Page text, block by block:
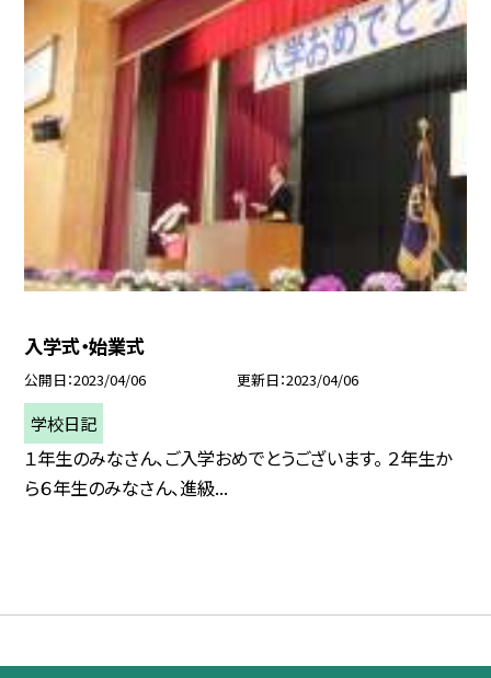
入学式・始業式
公開日 2023/04/06 更新日 2023/04/06
学校日記
１年生のみなさん、ご入学おめでとうございます。 ２年生か
ら６年生のみなさん、進級...